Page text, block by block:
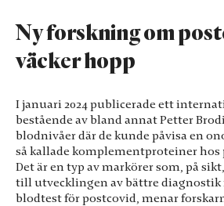
Ny forskning om
väcker hopp
I januari 2024 publicerade ett
bestående av bland annat Petter
blodnivåer där de kunde påvisa en
så kallade komplementproteiner
Det är en typ av markörer som, på
till utvecklingen av bättre diagnostik
blodtest för postcovid, menar
innehåll och
erbjudanden.